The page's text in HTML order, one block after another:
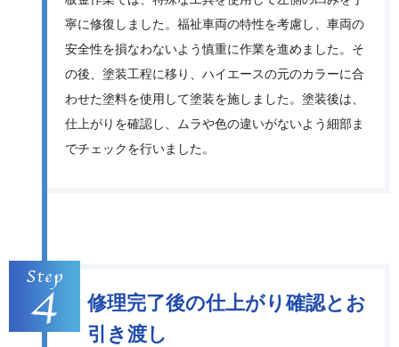
寧に修復しました。福祉車両の特性を考慮し、車両の
安全性を損なわないよう慎重に作業を進めました。そ
の後、塗装工程に移り、ハイエースの元のカラーに合
わせた塗料を使用して塗装を施しました。塗装後は、
仕上がりを確認し、ムラや色の違いがないよう細部ま
でチェックを行いました。
修理完了後の仕上がり確認とお
引き渡し